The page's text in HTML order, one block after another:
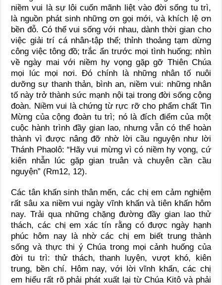
niềm vui là sự lôi cuốn mãnh liệt vào đời sống tu trì,
là nguồn phát sinh những ơn gọi mới, và khích lệ ơn
bền đỗ. Có thể vui sống với nhau, dành thời gian cho
việc giải trí cá nhân-tập thể; thỉnh thoảng tạm dừng
công việc tông đồ; trắc ẩn trước mọi tình huống; nhìn
về ngày mai với niềm hy vọng gặp gỡ Thiên Chúa
mọi lúc mọi nơi. Đó chính là những nhân tố nuôi
dưỡng sự thanh thản, bình an, niềm vui: những nhân
tố này trở thành sức mạnh nội tại trong đời sống cộng
đoàn. Niềm vui là chứng từ rực rỡ cho phẩm chất Tin
Mừng của cộng đoàn tu trì; nó là đích điểm của một
cuộc hành trình đầy gian lao, nhưng vẫn có thể hoàn
thành vì được nâng đỡ nhờ lời cầu nguyện như lời
Thánh Phaolô: “Hãy vui mừng vì có niềm hy vọng, cứ
kiên nhẫn lúc gặp gian truân và chuyên cần cầu
nguyện” (Rm12, 12).
Các tân khấn sinh thân mến, các chị em cảm nghiệm
rất sâu xa niềm vui ngày vĩnh khấn và tiên khấn hôm
nay. Trải qua những chặng đường đầy gian lao thử
thách, các chị em xác tín rằng có được ngày hạnh
phúc hôm nay là nhờ các chị em biết trung thành
sống và thực thi ý Chúa trong mọi cảnh huống của
đời tu trì: thử thách, thanh luyện, vượt khó, kiên
trung, bền chí. Hôm nay, với lời vĩnh khấn, các chị
em hiểu rất rõ phải phát xuất lại từ Chúa Kitô và phải